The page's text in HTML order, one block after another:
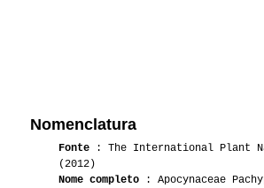
Nomenclatura
Fonte : The International Plant
(2012)
Nome completo : Apocynaceae